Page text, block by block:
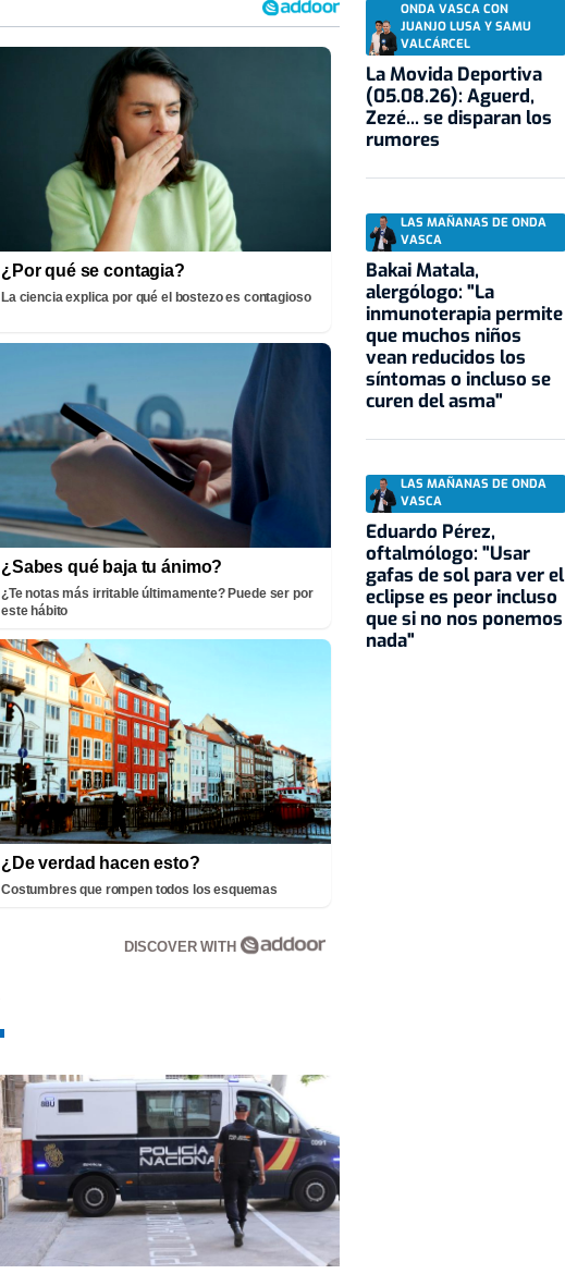
¿Por qué se contagia?
La ciencia explica por qué el bostezo es contagioso
¿Sabes qué baja tu ánimo?
¿Te notas más irritable últimamente? Puede ser por
este hábito
¿De verdad hacen esto?
Costumbres que rompen todos los esquemas
DISCOVER WITH
ONDA VASCA CON
JUANJO LUSA Y SAMU
VALCÁRCEL
La Movida Deportiva
(05.08.26): Aguerd,
Zezé... se disparan los
rumores
LAS MAÑANAS DE ONDA
VASCA
Bakai Matala,
alergólogo: "La
inmunoterapia permite
que muchos niños
vean reducidos los
síntomas o incluso se
curen del asma"
LAS MAÑANAS DE ONDA
VASCA
Eduardo Pérez,
oftalmólogo: "Usar
gafas de sol para ver el
eclipse es peor incluso
que si no nos ponemos
nada"